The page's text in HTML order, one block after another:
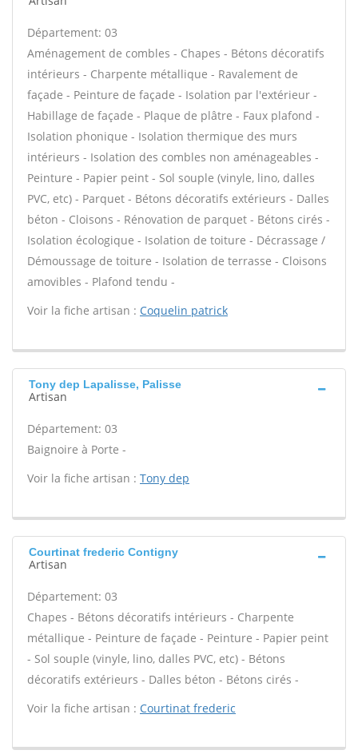
Département: 03
Aménagement de combles - Chapes - Bétons décoratifs
intérieurs - Charpente métallique - Ravalement de
façade - Peinture de façade - Isolation par l'extérieur -
Habillage de façade - Plaque de plâtre - Faux plafond -
Isolation phonique - Isolation thermique des murs
intérieurs - Isolation des combles non aménageables -
Peinture - Papier peint - Sol souple (vinyle, lino, dalles
PVC, etc) - Parquet - Bétons décoratifs extérieurs - Dalles
béton - Cloisons - Rénovation de parquet - Bétons cirés -
Isolation écologique - Isolation de toiture - Décrassage /
Démoussage de toiture - Isolation de terrasse - Cloisons
amovibles - Plafond tendu -
Voir la fiche artisan : Coquelin patrick
Tony dep Lapalisse, Palisse
Artisan
Département: 03
Baignoire à Porte -
Voir la fiche artisan : Tony dep
Courtinat frederic Contigny
Artisan
Département: 03
Chapes - Bétons décoratifs intérieurs - Charpente
métallique - Peinture de façade - Peinture - Papier peint
- Sol souple (vinyle, lino, dalles PVC, etc) - Bétons
décoratifs extérieurs - Dalles béton - Bétons cirés -
Voir la fiche artisan : Courtinat frederic